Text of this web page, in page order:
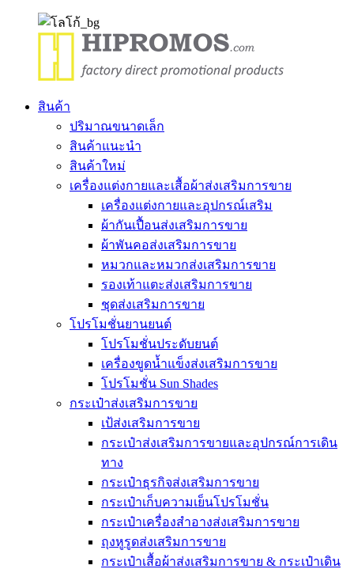
สินค้า
ปริมาณขนาดเล็ก
สินค้าแนะนำ
สินค้าใหม่
เครื่องแต่งกายและเสื้อผ้าส่งเสริมการขาย
เครื่องแต่งกายและอุปกรณ์เสริม
ผ้ากันเปื้อนส่งเสริมการขาย
ผ้าพันคอส่งเสริมการขาย
หมวกและหมวกส่งเสริมการขาย
รองเท้าแตะส่งเสริมการขาย
ชุดส่งเสริมการขาย
โปรโมชั่นยานยนต์
โปรโมชั่นประดับยนต์
เครื่องขูดน้ำแข็งส่งเสริมการขาย
โปรโมชั่น Sun Shades
กระเป๋าส่งเสริมการขาย
เป้ส่งเสริมการขาย
กระเป๋าส่งเสริมการขายและอุปกรณ์การเดิน
ทาง
กระเป๋าธุรกิจส่งเสริมการขาย
กระเป๋าเก็บความเย็นโปรโมชั่น
กระเป๋าเครื่องสำอางส่งเสริมการขาย
ถุงหูรูดส่งเสริมการขาย
กระเป๋าเสื้อผ้าส่งเสริมการขาย & กระเป๋าเดิน